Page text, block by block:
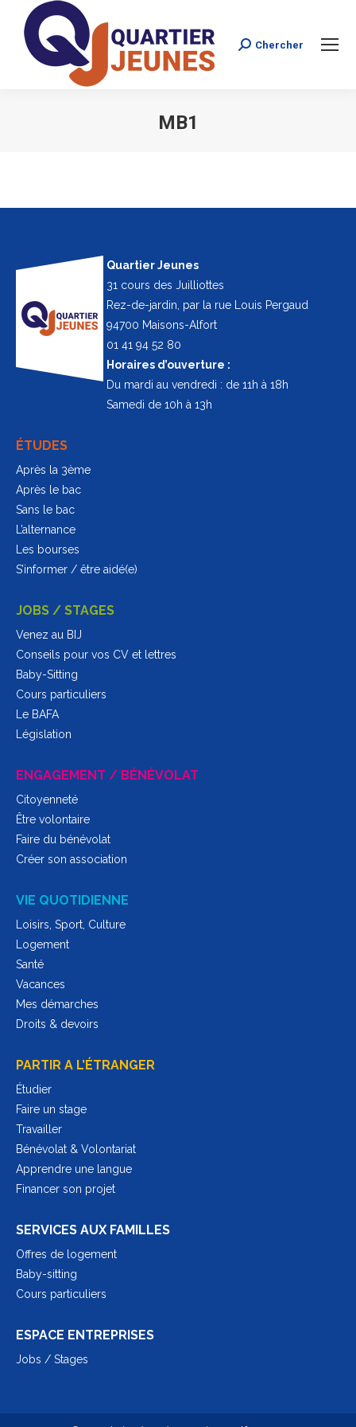
Search:
Chercher
MB1
Quartier Jeunes
31 cours des Juilliottes
Rez-de-jardin, par la rue Louis Pergaud
94700 Maisons-Alfort
01 41 94 52 80
Horaires d’ouverture :
Du mardi au vendredi : de 11h à 18h
Samedi de 10h à 13h
ÉTUDES
Après la 3ème
Après le bac
Sans le bac
L’alternance
Les bourses
S’informer / être aidé(e)
JOBS / STAGES
Venez au BIJ
Conseils pour vos CV et lettres
Baby-Sitting
Cours particuliers
Le BAFA
Législation
ENGAGEMENT / BÉNÉVOLAT
Citoyenneté
Être volontaire
Faire du bénévolat
Créer son association
VIE QUOTIDIENNE
Loisirs, Sport, Culture
Logement
Santé
Vacances
Mes démarches
Droits & devoirs
PARTIR A L’ÉTRANGER
Étudier
Faire un stage
Travailler
Bénévolat & Volontariat
Apprendre une langue
Financer son projet
SERVICES AUX FAMILLES
Offres de logement
Baby-sitting
Cours particuliers
ESPACE ENTREPRISES
Jobs / Stages